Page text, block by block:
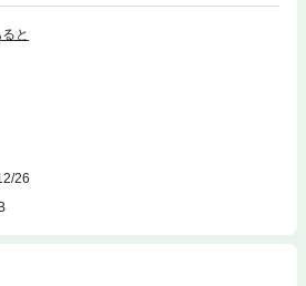
たいともがく彼女は、さまざまな事件に巻き
編「恋霊」「亡者」も収録！
と
26